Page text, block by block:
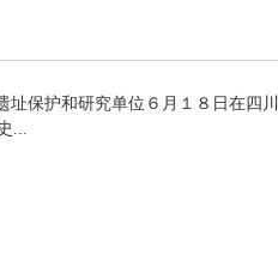
护和研究单位６月１８日在四
...